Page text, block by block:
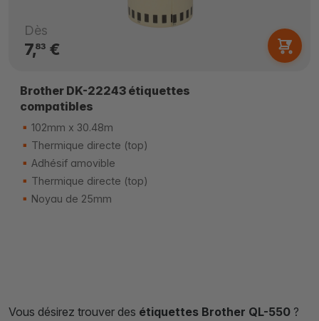
Dès
7,83€
Brother DK-22243 étiquettes
compatibles
102mm x 30.48m
Thermique directe (top)
Adhésif amovible
Thermique directe (top)
Noyau de 25mm
Vous désirez trouver des étiquettes Brother QL-550 ?